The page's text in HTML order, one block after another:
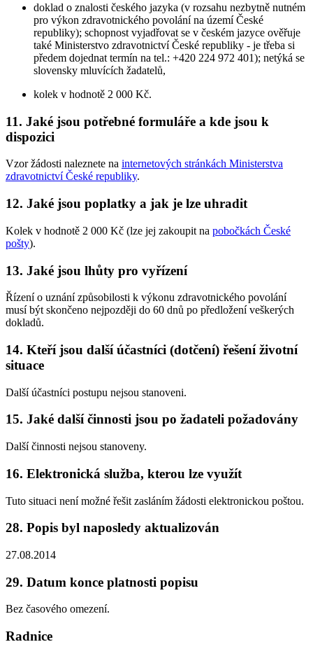
doklad o znalosti českého jazyka (v rozsahu nezbytně nutném
pro výkon zdravotnického povolání na území České
republiky); schopnost vyjadřovat se v českém jazyce ověřuje
také Ministerstvo zdravotnictví České republiky - je třeba si
předem dojednat termín na tel.: +420 224 972 401); netýká se
slovensky mluvících žadatelů,
kolek v hodnotě 2 000 Kč.
11. Jaké jsou potřebné formuláře a kde jsou k
dispozici
Vzor žádosti naleznete na internetových stránkách Ministerstva
zdravotnictví České republiky.
12. Jaké jsou poplatky a jak je lze uhradit
Kolek v hodnotě 2 000 Kč (lze jej zakoupit na pobočkách České
pošty).
13. Jaké jsou lhůty pro vyřízení
Řízení o uznání způsobilosti k výkonu zdravotnického povolání
musí být skončeno nejpozději do 60 dnů po předložení veškerých
dokladů.
14. Kteří jsou další účastníci (dotčení) řešení životní
situace
Další účastníci postupu nejsou stanoveni.
15. Jaké další činnosti jsou po žadateli požadovány
Další činnosti nejsou stanoveny.
16. Elektronická služba, kterou lze využít
Tuto situaci není možné řešit zasláním žádosti elektronickou poštou.
28. Popis byl naposledy aktualizován
27.08.2014
29. Datum konce platnosti popisu
Bez časového omezení.
Radnice